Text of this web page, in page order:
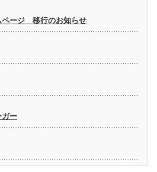
ページ 移行のお知らせ
ガー